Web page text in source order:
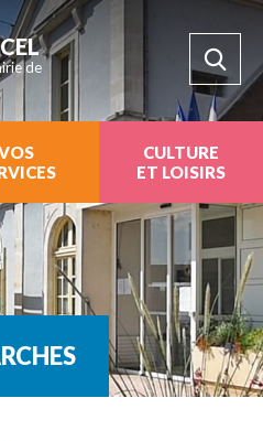
de
CULTURE
ET LOISIRS